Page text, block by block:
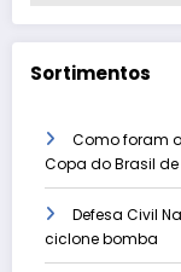
Sortimentos
Como foram
Copa do Brasil de
Defesa Civil
ciclone bomba